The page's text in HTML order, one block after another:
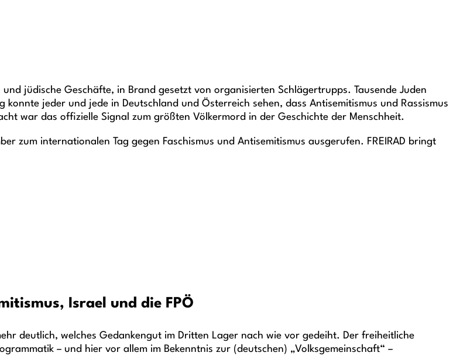
jüdische Geschäfte, in Brand gesetzt von organisierten Schlägertrupps. Tausende Juden
jeder und jede in Deutschland und Österreich sehen, dass Antisemitismus und Rassismus
war das offizielle Signal zum größten Völkermord in der Geschichte der Menschheit.
zum internationalen Tag gegen Faschismus und Antisemitismus ausgerufen. FREIRAD bringt
Israel und die FPÖ
deutlich, welches Gedankengut im Dritten Lager nach wie vor gedeiht. Der freiheitliche
– und hier vor allem im Bekenntnis zur (deutschen) „Volksgemeinschaft“ –